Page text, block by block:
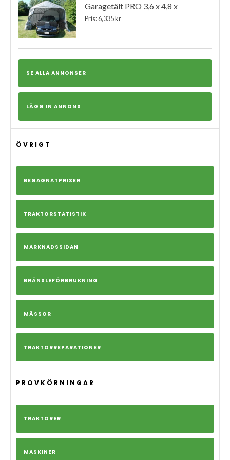
Garagetält PRO 3,6 x 4,8 x
Pris: 6,335 kr
SE ALLA ANNONSER
LÄGG IN ANNONS
ÖVRIGT
BEGAGNATPRISER
TRAKTORSTATISTIK
MARKNADSSIDAN
BRÄNSLEFÖRBRUKNING
MÄSSOR
TRAKTORREPARATIONER
PROVKÖRNINGAR
TRAKTORER
MASKINER